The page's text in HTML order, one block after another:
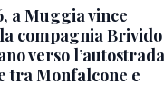
a Muggia vince
compagnia Brivido
verso
tra Monfalcone e